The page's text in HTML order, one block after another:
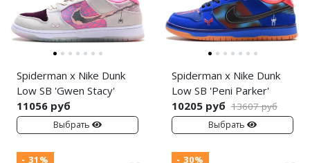
Spiderman x Nike Dunk
Low SB 'Gwen Stacy'
11056 руб
Выбрать
Spiderman x Nike Dunk
Low SB 'Peni Parker'
10205 руб 13607 руб
Выбрать
- 31% - 30%